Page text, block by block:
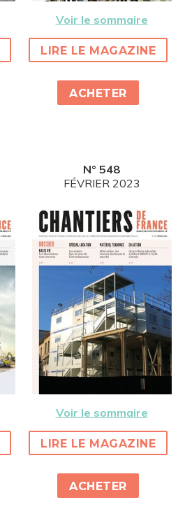
Voir le sommaire
LIRE LE MAGAZINE
ACHETER
N° 548
FÉVRIER 2023
Voir le sommaire
LIRE LE MAGAZINE
ACHETER